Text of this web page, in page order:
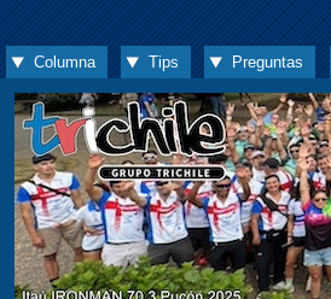
Columna Tips Preguntas